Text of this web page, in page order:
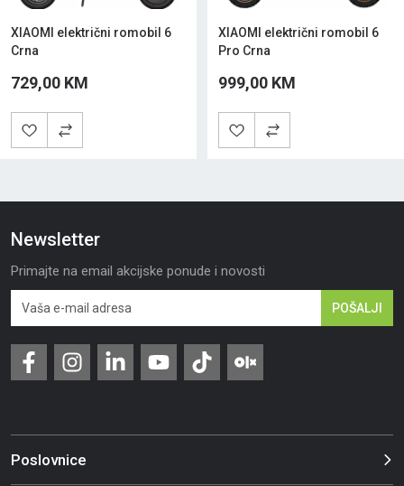
XIAOMI električni romobil 6
Crna
729,00 KM
XIAOMI električni romobil 6
Pro Crna
999,00 KM
Newsletter
Primajte na email akcijske ponude i novosti
POŠALJI
Poslovnice